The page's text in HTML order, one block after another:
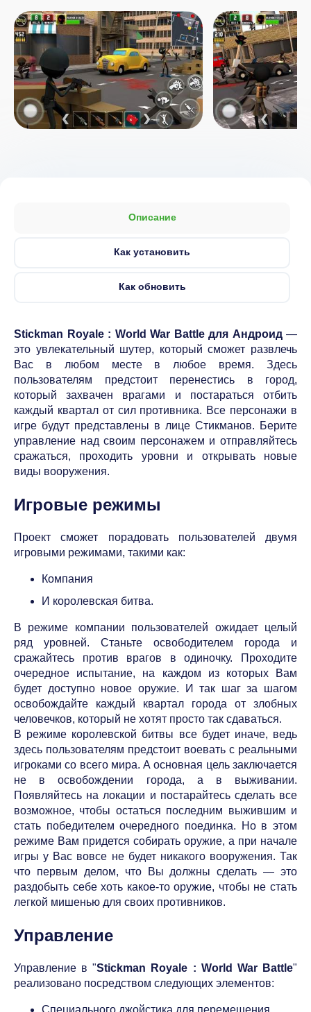
Описание
Как установить
Как обновить
Stickman Royale : World War Battle для Андроид—
это увлекательный шутер, который сможет развлечь
Вас в любом месте в любое время. Здесь
пользователям предстоит перенестись в город,
который захвачен врагами и постараться отбить
каждый квартал от сил противника. Все персонажи в
игре будут представлены в лице Стикманов. Берите
управление над своим персонажем и отправляйтесь
сражаться, проходить уровни и открывать новые
виды вооружения.
Игровые режимы
Проект сможет порадовать пользователей двумя
игровыми режимами, такими как:
Компания
И королевская битва.
В режиме компании пользователей ожидает целый
ряд уровней. Станьте освободителем города и
сражайтесь против врагов в одиночку. Проходите
очередное испытание, на каждом из которых Вам
будет доступно новое оружие. И так шаг за шагом
освобождайте каждый квартал города от злобных
человечков, который не хотят просто так сдаваться.
В режиме королевской битвы все будет иначе, ведь
здесь пользователям предстоит воевать с реальными
игроками со всего мира. А основная цель заключается
не в освобождении города, а в выживании.
Появляйтесь на локации и постарайтесь сделать все
возможное, чтобы остаться последним выжившим и
стать победителем очередного поединка. Но в этом
режиме Вам придется собирать оружие, а при начале
игры у Вас вовсе не будет никакого вооружения. Так
что первым делом, что Вы должны сделать — это
раздобыть себе хоть какое-то оружие, чтобы не стать
легкой мишенью для своих противников.
Управление
Управление в "Stickman Royale : World War Battle"
реализовано посредством следующих элементов:
Специального джойстика для перемещения